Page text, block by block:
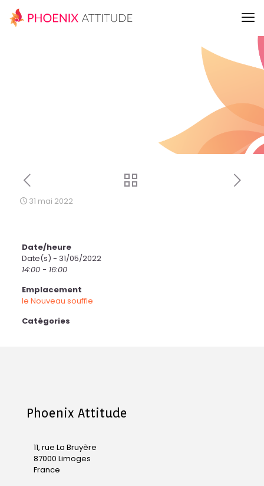
31 mai 2022
Date/heure
Date(s) - 31/05/2022
14:00 - 16:00
Emplacement
le Nouveau souffle
Catégories
Phoenix Attitude
11, rue La Bruyère
87000 Limoges
France